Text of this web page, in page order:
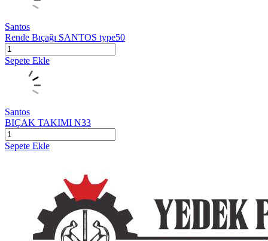
Santos
Rende Bıçağı SANTOS type50
Sepete Ekle
Santos
BIÇAK TAKIMI N33
Sepete Ekle